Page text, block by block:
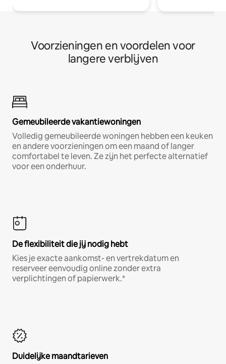
Voorzieningen en voordelen voor
langere verblijven
Gemeubileerde vakantiewoningen
Volledig gemeubileerde woningen hebben een keuken
en andere voorzieningen om een maand of langer
comfortabel te leven. Ze zijn het perfecte alternatief
voor een onderhuur.
De flexibiliteit die jij nodig hebt
Kies je exacte aankomst- en vertrekdatum en
reserveer eenvoudig online zonder extra
verplichtingen of papierwerk.*
Duidelijke maandtarieven